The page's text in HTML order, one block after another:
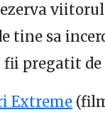
tine sa
pregatit de
Extreme